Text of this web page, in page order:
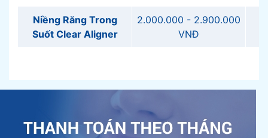
Niềng Răng Trong
Suốt Clear Aligner
2.000.000 - 2.900.000
VNĐ